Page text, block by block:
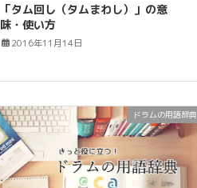
「タム回し（タムまわし）」の意
味・使い方
2016年11月14日
ドラムの用語辞典